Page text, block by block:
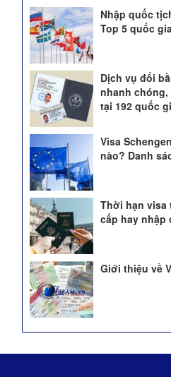
Nhập quốc
Top 5 quốc
Dịch vụ đổi
nhanh
tại 192 quốc
Visa
nào? Danh
Thời hạn visa
cấp hay nhập
Giới thiệu về